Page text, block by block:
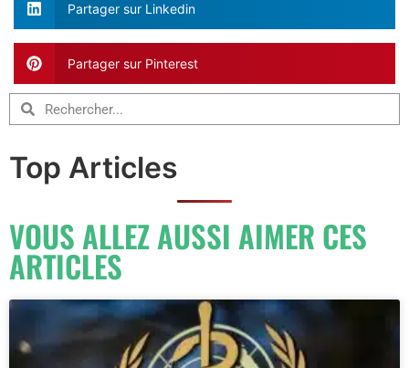
Partager sur Linkedin
Partager sur Pinterest
Top Articles
VOUS ALLEZ AUSSI AIMER CES
ARTICLES